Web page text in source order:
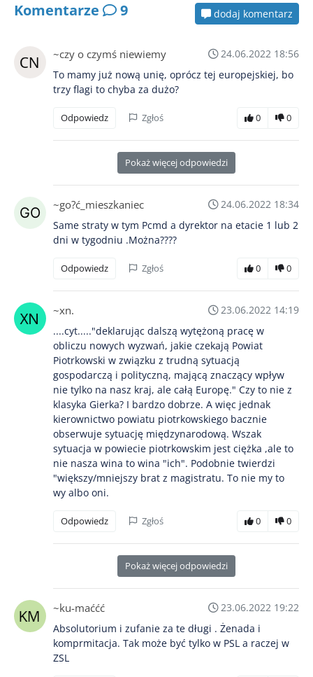
Komentarze 9 dodaj komentarz
~czy o czymś niewiemy
24.06.2022 18:56
To mamy już nową unię, oprócz tej europejskiej, bo
trzy flagi to chyba za dużo?
Odpowiedz Zgłoś 0 0
Pokaż więcej odpowiedzi
~go?ć_mieszkaniec
24.06.2022 18:34
Same straty w tym Pcmd a dyrektor na etacie 1 lub 2
dni w tygodniu .Można????
Odpowiedz Zgłoś 0 0
~xn.
23.06.2022 14:19
....cyt....."deklarując dalszą wytężoną pracę w
obliczu nowych wyzwań, jakie czekają Powiat
Piotrkowski w związku z trudną sytuacją
gospodarczą i polityczną, mającą znaczący wpływ
nie tylko na nasz kraj, ale całą Europę." Czy to nie z
klasyka Gierka? I bardzo dobrze. A więc jednak
kierownictwo powiatu piotrkowskiego bacznie
obserwuje sytuację międzynarodową. Wszak
sytuacja w powiecie piotrkowskim jest ciężka ,ale to
nie nasza wina to wina "ich". Podobnie twierdzi
"większy/mniejszy brat z magistratu. To nie my to
wy albo oni.
Odpowiedz Zgłoś 0 0
Pokaż więcej odpowiedzi
~ku-maććć
23.06.2022 19:22
Absolutorium i zufanie za te długi . Żenada i
komprmitacja. Tak może być tylko w PSL a raczej w
ZSL